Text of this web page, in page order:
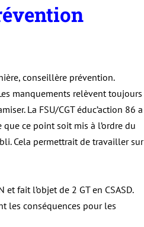
conseillère prévention.
manquements relèvent toujours
La FSU/CGT éduc’action 86 a
ce point soit mis à l’ordre du
Cela permettrait de travailler sur
fait l’objet de 2 GT en CSASD.
les conséquences pour les